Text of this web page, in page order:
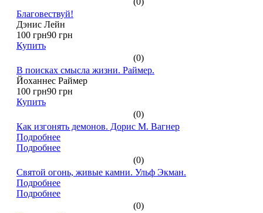
Благовествуй!
Дэнис Лейн
100 грн90 грн
Купить
(0)
В поисках смысла жизни. Раймер.
Йоханнес Раймер
100 грн90 грн
Купить
(0)
Как изгонять демонов. Дорис М. Вагнер
Подробнее
Подробнее
(0)
Святой огонь, живые камни. Ульф Экман.
Подробнее
Подробнее
(0)